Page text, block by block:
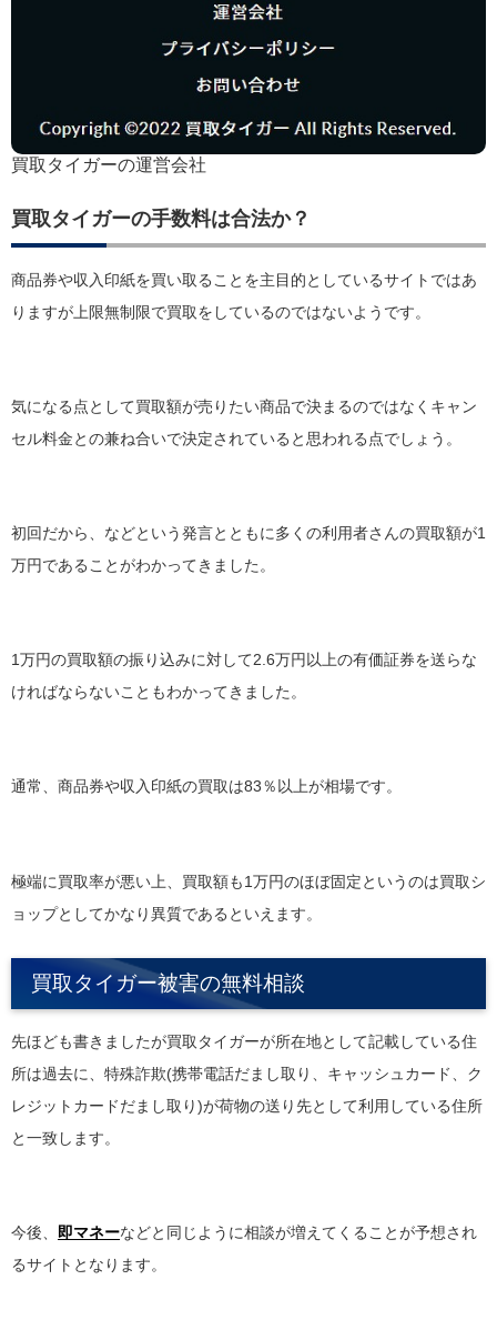
買取タイガーの運営会社
買取タイガーの手数料は合法か？
商品券や収入印紙を買い取ることを主目的としているサイトではあ
りますが上限無制限で買取をしているのではないようです。
気になる点として買取額が売りたい商品で決まるのではなくキャン
セル料金との兼ね合いで決定されていると思われる点でしょう。
初回だから、などという発言とともに多くの利用者さんの買取額が1
万円であることがわかってきました。
1万円の買取額の振り込みに対して2.6万円以上の有価証券を送らな
ければならないこともわかってきました。
通常、商品券や収入印紙の買取は83％以上が相場です。
極端に買取率が悪い上、買取額も1万円のほぼ固定というのは買取シ
ョップとしてかなり異質であるといえます。
買取タイガー被害の無料相談
先ほども書きましたが買取タイガーが所在地として記載している住
所は過去に、特殊詐欺(携帯電話だまし取り、キャッシュカード、ク
レジットカードだまし取り)が荷物の送り先として利用している住所
と一致します。
今後、 即マネーなどと同じように相談が増えてくることが予想され
るサイトとなります。